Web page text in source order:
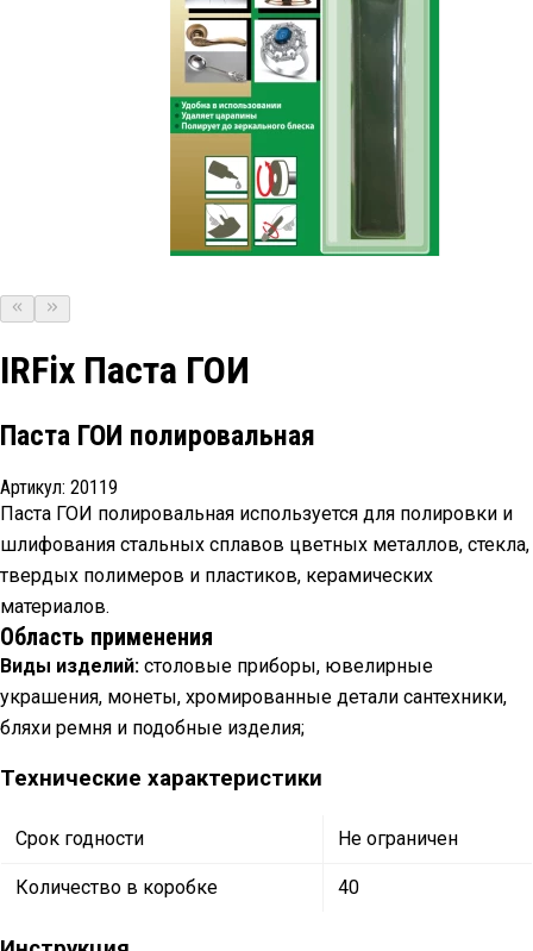
IRFix Паста ГОИ
Паста ГОИ полировальная
Артикул: 20119
Паста ГОИ полировальная используется для полировки и
шлифования стальных сплавов цветных металлов, стекла,
твердых полимеров и пластиков, керамических
материалов.
Область применения
Виды изделий: столовые приборы, ювелирные
украшения, монеты, хромированные детали сантехники,
бляхи ремня и подобные изделия;
Технические характеристики
Срок годности Не ограничен
Количество в коробке 40